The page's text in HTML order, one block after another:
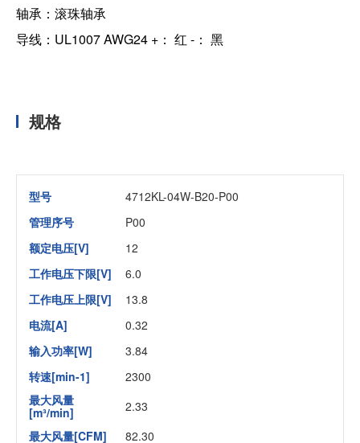
轴承：滚珠轴承
导线：UL1007 AWG24 +： 红 -： 黑
规格
型号
4712KL-04W-B20-P00
管理序号
P00
额定电压[V]
12
工作电压下限[V]
6.0
工作电压上限[V]
13.8
电流[A]
0.32
输入功率[W]
3.84
转速[min-1]
2300
最大风量
[m³/min]
2.33
最大风量[CFM]
82.30